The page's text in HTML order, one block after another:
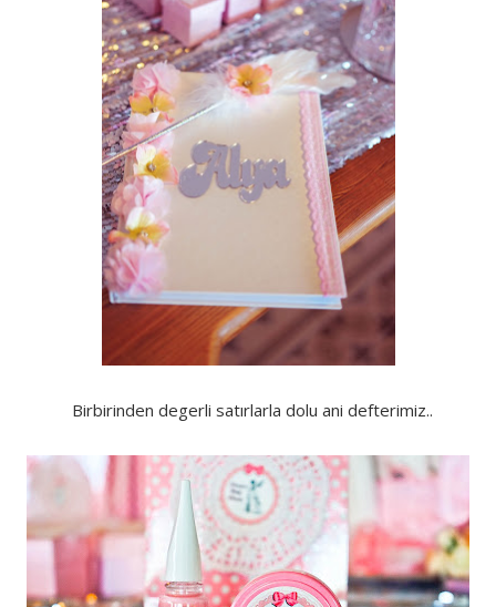
Birbirinden degerli satırlarla dolu ani defterimiz..